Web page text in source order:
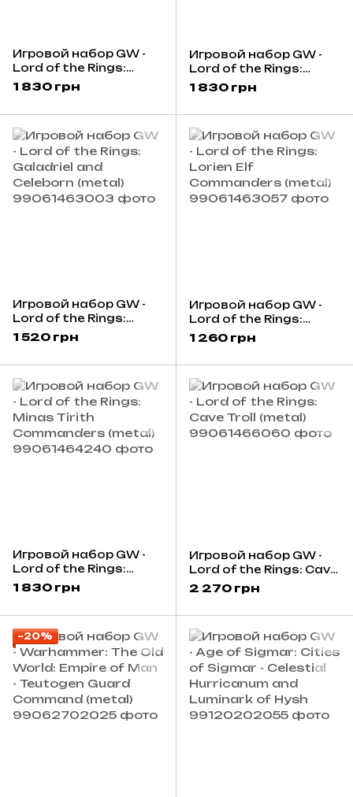
Игровой набор GW -
Lord of the Rings:
Mordor Orc
Commanders (metal)
1 830 грн
Игровой набор GW -
Lord of the Rings:
Morannon Orc
Commanders (metal)
1 830 грн
Игровой набор GW -
Lord of the Rings:
Galadriel and Celeborn
1 520 грн
Игровой набор GW -
Lord of the Rings:
Lorien Elf
Commanders (metal)
1 260 грн
Игровой набор GW -
Lord of the Rings:
Minas Tirith
Commanders (metal)
1 830 грн
Игровой набор GW -
Lord of the Rings: Cave
Troll (metal)
2 270 грн
−20%